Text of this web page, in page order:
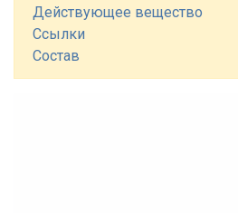
Действующее вещество
Ссылки
Состав